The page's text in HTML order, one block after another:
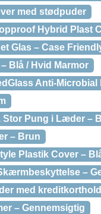
med stødpuder
Hybrid Plast
Glas – Case
Blå / Hvid Marmor
Anti-
Stor Pung i Læder –
– Brun
Plastik Cover –
–
med
– Gennemsigtig